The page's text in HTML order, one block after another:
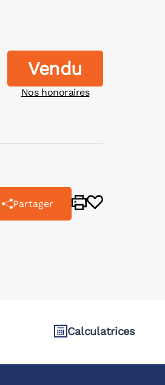
Vendu
Nos honoraires
Partager
Calculatrices